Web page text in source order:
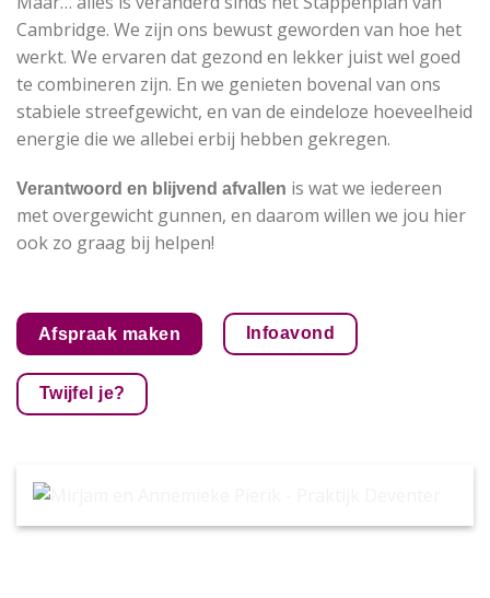
Consulenten Mirjam en Annemieke Pierik - Praktijk
Cambridge. We zijn ons bewust geworden van hoe het
werkt. We ervaren dat gezond en lekker juist wel goed
te combineren zijn. En we genieten bovenal van ons
stabiele streefgewicht, en van de eindeloze hoeveelheid
energie die we allebei erbij hebben gekregen.
Verantwoord en blijvend afvallen is wat we iedereen
met overgewicht gunnen, en daarom willen we jou hier
ook zo graag bij helpen!
Afspraak maken Infoavond
Twijfel je?